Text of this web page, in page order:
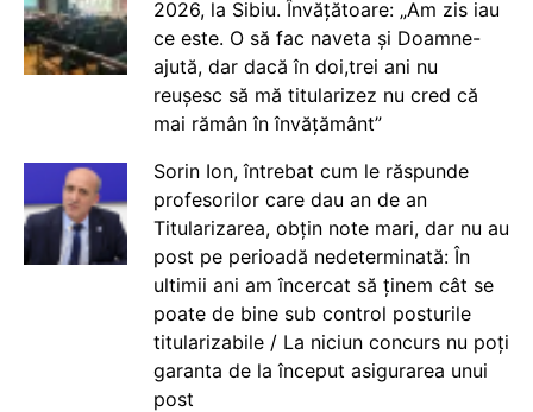
2026, la Sibiu. Învățătoare: „Am zis iau
ce este. O să fac naveta și Doamne-
ajută, dar dacă în doi,trei ani nu
reușesc să mă titularizez nu cred că
mai rămân în învățământ”
Sorin Ion, întrebat cum le răspunde
profesorilor care dau an de an
Titularizarea, obțin note mari, dar nu au
post pe perioadă nedeterminată: În
ultimii ani am încercat să ținem cât se
poate de bine sub control posturile
titularizabile / La niciun concurs nu poți
garanta de la început asigurarea unui
post